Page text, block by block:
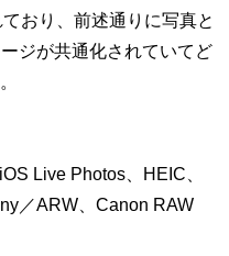
おり、前述通りに写真と
ジが共通化されていてど
Live Photos、HEIC、
／ARW、Canon RAW